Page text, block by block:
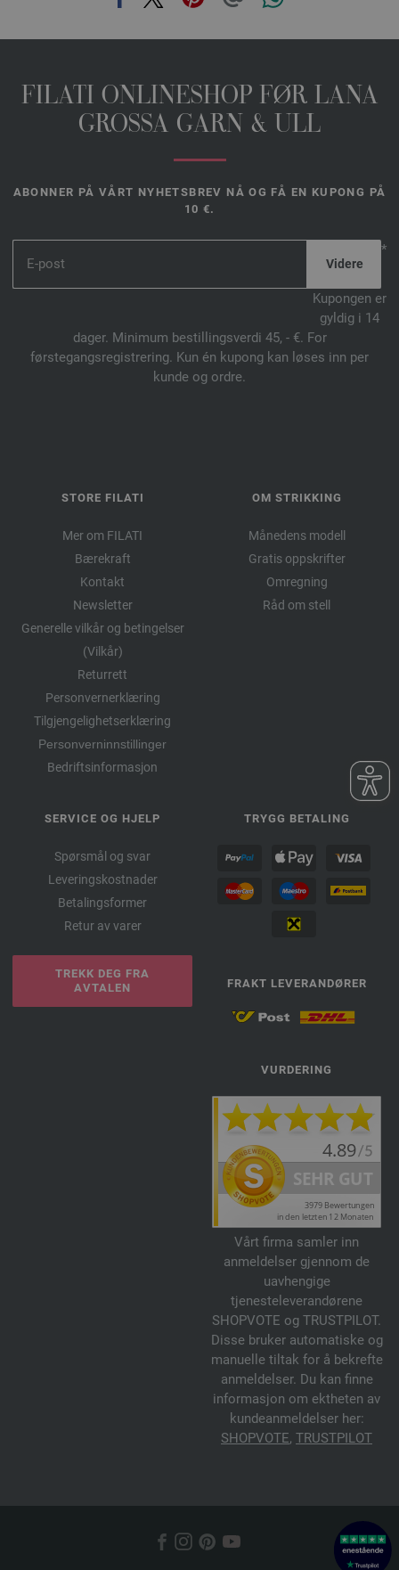
FILATI ONLINESHOP FØR LANA
GROSSA GARN & ULL
ABONNER PÅ VÅRT NYHETSBREV NÅ OG FÅ EN KUPONG PÅ
10 €.
*
Kupongen er
gyldig i 14
dager. Minimum bestillingsverdi 45, - €. For
førstegangsregistrering. Kun én kupong kan løses inn per
kunde og ordre.
STORE FILATI
Mer om FILATI
Bærekraft
Kontakt
Newsletter
Generelle vilkår og betingelser
(Vilkår)
Returrett
Personvernerklæring
Tilgjengelighetserklæring
Personverninnstillinger
Bedriftsinformasjon
OM STRIKKING
Månedens modell
Gratis oppskrifter
Omregning
Råd om stell
SERVICE OG HJELP
Spørsmål og svar
Leveringskostnader
Betalingsformer
Retur av varer
TREKK DEG FRA
AVTALEN
TRYGG BETALING
FRAKT LEVERANDØRER
VURDERING
Vårt firma samler inn
anmeldelser gjennom de
uavhengige
tjenesteleverandørene
SHOPVOTE og TRUSTPILOT.
Disse bruker automatiske og
manuelle tiltak for å bekrefte
anmeldelser. Du kan finne
informasjon om ektheten av
kundeanmeldelser her:
SHOPVOTE, TRUSTPILOT